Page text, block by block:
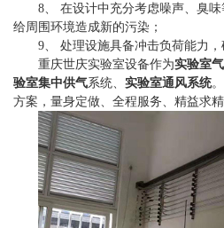
8、 在设计中充分考虑噪声、臭
给周围环境造成新的污染；
9、 处理设施具备冲击负荷能力，
重庆世庆实验室设备作为实验室
验室集中供气系统、 实验室通风系统
方案，量身定做、全程服务、精益求